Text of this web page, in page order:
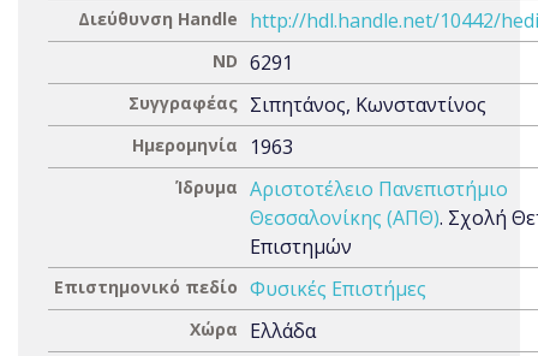
Διεύθυνση Handle http://hdl.handle.net/10442/
ND 6291
Συγγραφέας Σιπητάνος, Κωνσταντίνος
Ημερομηνία 1963
Ίδρυμα Αριστοτέλειο Πανεπιστήμιο
Θεσσαλονίκης (ΑΠΘ). Σχολή
Επιστημών
Επιστημονικό πεδίο Φυσικές Επιστήμες
Χώρα Ελλάδα